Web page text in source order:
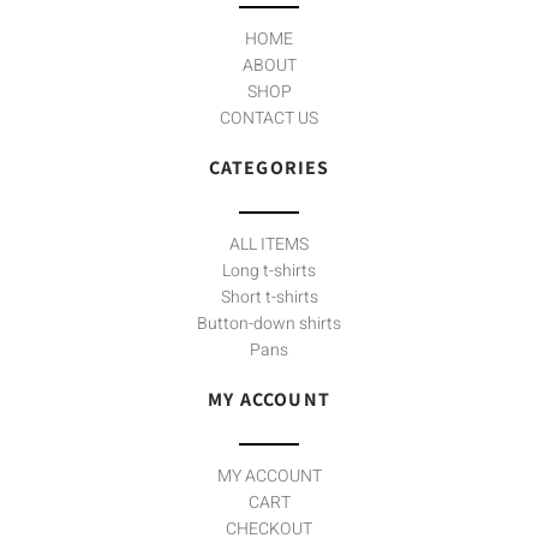
HOME
ABOUT
SHOP
CONTACT US
CATEGORIES
ALL ITEMS
Long t-shirts
Short t-shirts
Button-down shirts
Pans
MY ACCOUNT
MY ACCOUNT
CART
CHECKOUT